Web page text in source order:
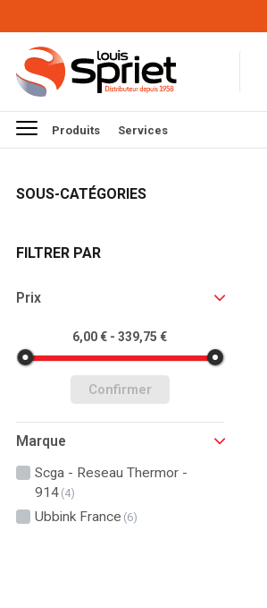
Produits Services
SOUS-CATÉGORIES
FILTRER PAR
Prix
6,00 € - 339,75 €
Confirmer
Marque
Scga - Reseau Thermor -
914 (4)
Ubbink France (6)